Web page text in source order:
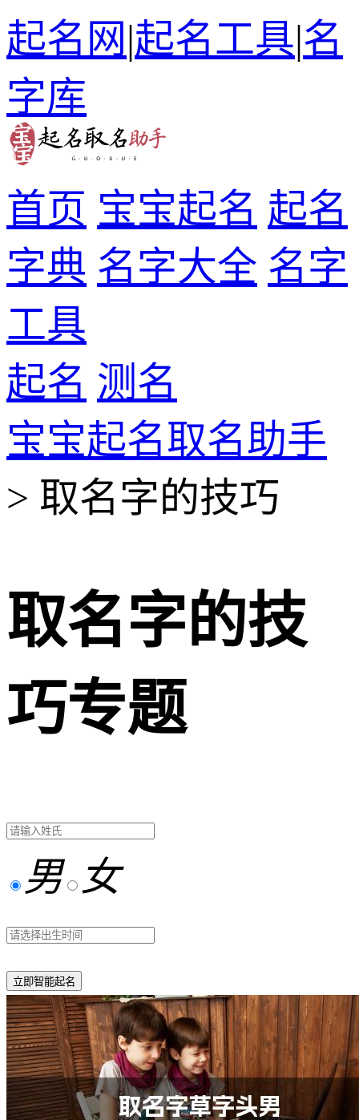
起名网|起名工具|名
字库
首页 宝宝起名 起名
字典 名字大全 名字
工具
起名 测名
宝宝起名取名助手
> 取名字的技巧
取名字的技
巧专题
男 女
立即智能起名